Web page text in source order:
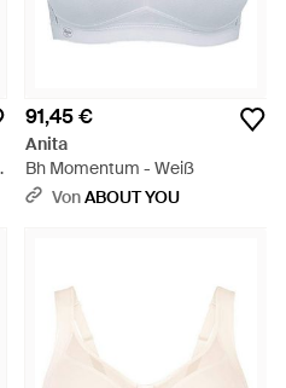
91,45 €
Anita
Bh Momentum - Weiß
VonABOUT YOU